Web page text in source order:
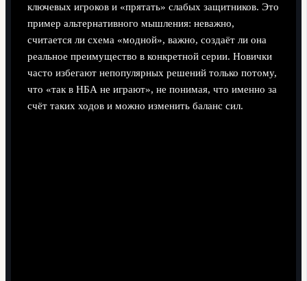
ключевых игроков и «прятать» слабых защитников. Это
пример альтернативного мышления: неважно,
считается ли схема «модной», важно, создаёт ли она
реальное преимущество в конкретной серии. Новички
часто избегают непопулярных решений только потому,
что «так в НБА не играют», не понимая, что именно за
счёт таких ходов и можно изменить баланс сил.